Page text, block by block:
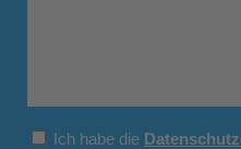
Ich habe die